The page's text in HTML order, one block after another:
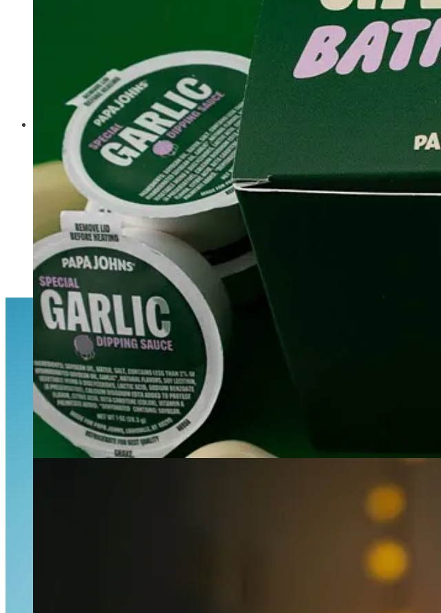
, la nueva app erótica para la generación zeta que promete revolucionar los
historias sensuales en audio. Hasta ahora, ha conseguido amasar más de 10 millones de
su éxito que ha logrado que actores como Andrew Scott, de
, o Jesse Williams, de
la IA replique tu voz sin permiso y circulen miles de historias de
sobre ti en
usen tu imagen sin autorización o intentar gestionarlo tú mismo?